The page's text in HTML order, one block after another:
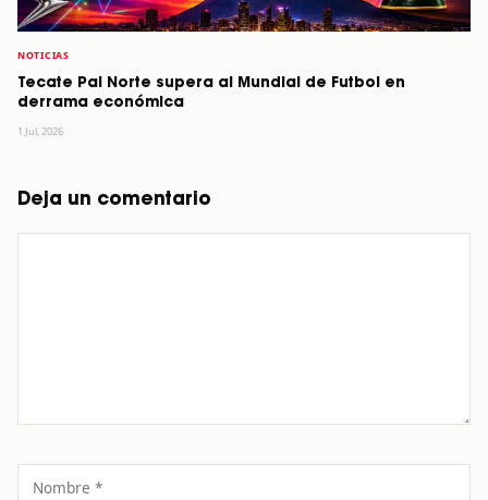
NOTICIAS
Tecate Pal Norte supera al Mundial de Futbol en
derrama económica
1 Jul, 2026
Deja un comentario
Nombre